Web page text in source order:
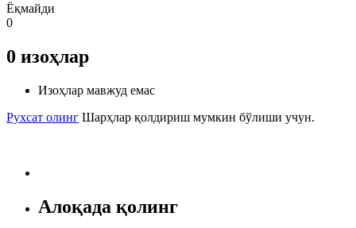
Ёқмайди
0
0 изоҳлар
Изоҳлар мавжуд емас
Рухсат олинг Шарҳлар қолдириш мумкин бўлиши учун.
Алоқада қолинг